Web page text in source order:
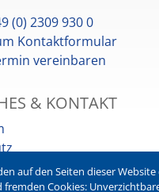
(0) 2309 930 0
Kontaktformular
vereinbaren
& KONTAKT
auf den Seiten dieser Website
fremden Cookies: